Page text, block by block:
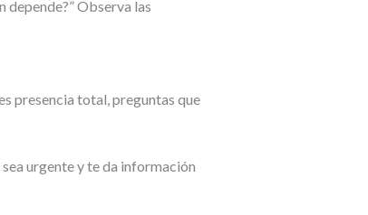
depende?” Observa las
presencia total, preguntas que
urgente y te da información